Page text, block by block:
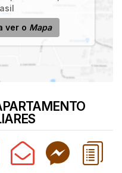
ver o Mapa